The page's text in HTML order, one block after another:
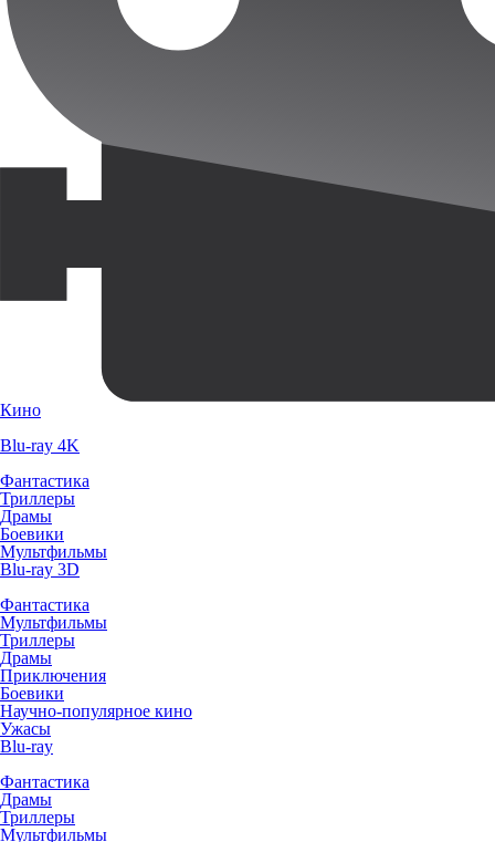
Кино
Blu-ray 4K
Фантастика
Триллеры
Драмы
Боевики
Мультфильмы
Blu-ray 3D
Фантастика
Мультфильмы
Триллеры
Драмы
Приключения
Боевики
Научно-популярное кино
Ужасы
Blu-ray
Фантастика
Драмы
Триллеры
Мультфильмы